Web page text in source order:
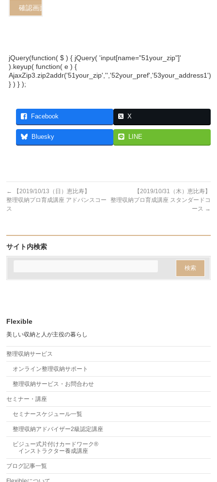
jQuery(function( $ ) { jQuery( 'input[name="51your_zip"]'
).keyup( function( e ) {
AjaxZip3.zip2addr('51your_zip','','52your_pref','53your_address1');
} ) } );
Facebook X
Bluesky LINE
←
【2019/10/13（日）恵比寿】
整理収納プロ育成講座 アドバンスコー
ス
【2019/10/31（木）恵比寿】
整理収納プロ育成講座 スタンダードコ
ース →
サイト内検索
Flexible
美しい収納と人が主役の暮らし
整理収納サービス
オンライン整理収納サポート
整理収納サービス・お問合わせ
セミナー・講座
セミナースケジュール一覧
整理収納アドバイザー2級認定講座
ビジュー式片付けカードワーク®
インストラクター養成講座
ブログ記事一覧